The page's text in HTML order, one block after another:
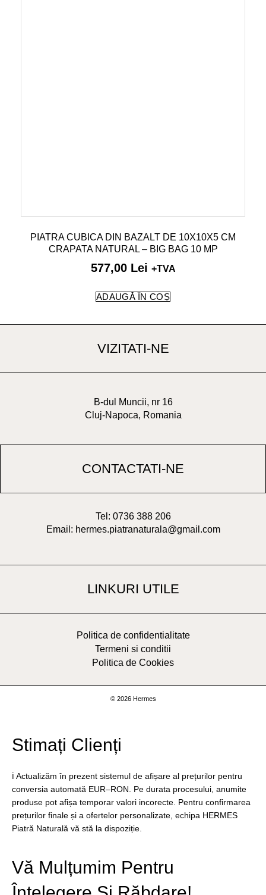
PIATRA CUBICA DIN BAZALT DE 10X10X5 CM
CRAPATA NATURAL – BIG BAG 10 MP
577,00 Lei +TVA
ADAUGĂ ÎN COȘ
VIZITATI-NE
B-dul Muncii, nr 16
Cluj-Napoca, Romania
CONTACTATI-NE
Tel: 0736 388 206
Email: hermes.piatranaturala@gmail.com
LINKURI UTILE
Politica de confidentialitate
Termeni si conditii
Politica de Cookies
© 2026 Hermes
Stimați Clienți
ℹ️ Actualizăm în prezent sistemul de afișare al prețurilor pentru
conversia automată EUR–RON. Pe durata procesului, anumite
produse pot afișa temporar valori incorecte. Pentru confirmarea
prețurilor finale și a ofertelor personalizate, echipa HERMES
Piatră Naturală vă stă la dispoziție.
Vă Mulțumim Pentru